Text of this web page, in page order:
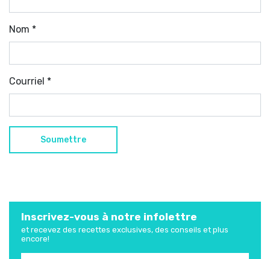
Nom *
Courriel *
Inscrivez-vous à notre infolettre
et recevez des recettes exclusives, des conseils et plus
encore!